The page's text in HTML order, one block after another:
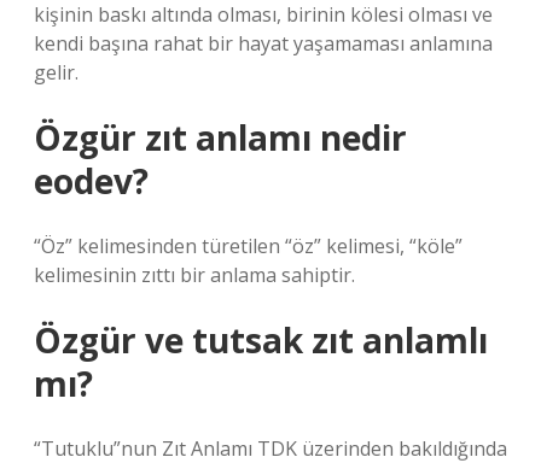
kişinin baskı altında olması, birinin kölesi olması ve
kendi başına rahat bir hayat yaşamaması anlamına
gelir.
Özgür zıt anlamı nedir
eodev?
“Öz” kelimesinden türetilen “öz” kelimesi, “köle”
kelimesinin zıttı bir anlama sahiptir.
Özgür ve tutsak zıt anlamlı
mı?
“Tutuklu”nun Zıt Anlamı TDK üzerinden bakıldığında